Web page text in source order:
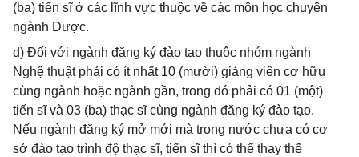
(ba) tiến sĩ ở các lĩnh vực thuộc về các môn học chuyên
ngành Dược.
d) Đối với ngành đăng ký đào tạo thuộc nhóm ngành
Nghệ thuật phải có ít nhất 10 (mười) giảng viên cơ hữu
cùng ngành hoặc ngành gần, trong đó phải có 01 (một)
tiến sĩ và 03 (ba) thạc sĩ cùng ngành đăng ký đào tạo.
Nếu ngành đăng ký mở mới mà trong nước chưa có cơ
sở đào tạo trình độ thạc sĩ, tiến sĩ thì có thể thay thế